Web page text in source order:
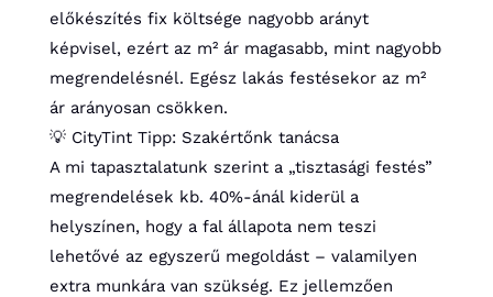
előkészítés fix költsége nagyobb arányt
képvisel, ezért az m² ár magasabb, mint nagyobb
megrendelésnél. Egész lakás festésekor az m²
ár arányosan csökken.
💡 CityTint Tipp: Szakértőnk tanácsa
A mi tapasztalatunk szerint a „tisztasági festés”
megrendelések kb. 40%-ánál kiderül a
helyszínen, hogy a fal állapota nem teszi
lehetővé az egyszerű megoldást – valamilyen
extra munkára van szükség. Ez jellemzően